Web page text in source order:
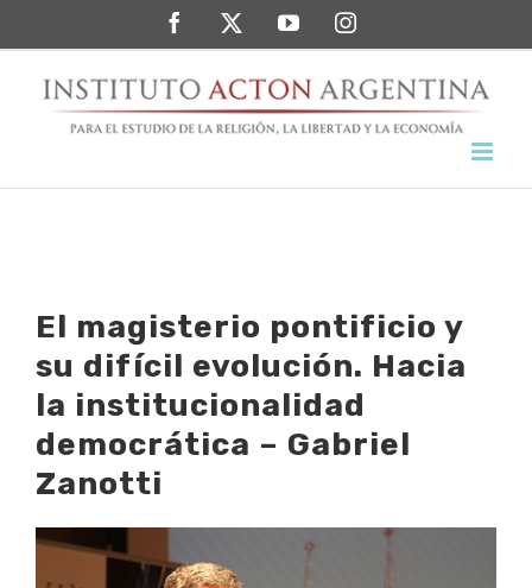
al
contenido
FacebookTwitterYouTubeInstagram
El magisterio pontificio y
su difícil evolución. Hacia
la institucionalidad
democrática – Gabriel
Zanotti
Ver